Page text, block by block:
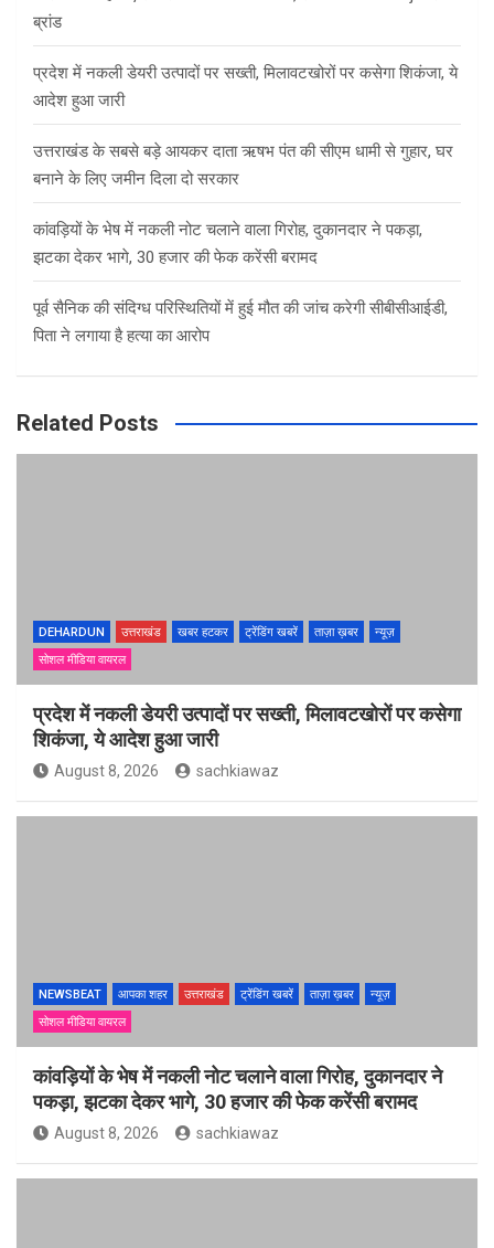
ब्रांड
प्रदेश में नकली डेयरी उत्पादों पर सख्ती, मिलावटखोरों पर कसेगा शिकंजा, ये
आदेश हुआ जारी
उत्तराखंड के सबसे बड़े आयकर दाता ऋषभ पंत की सीएम धामी से गुहार, घर
बनाने के लिए जमीन दिला दो सरकार
कांवड़ियों के भेष में नकली नोट चलाने वाला गिरोह, दुकानदार ने पकड़ा,
झटका देकर भागे, 30 हजार की फेक करेंसी बरामद
पूर्व सैनिक की संदिग्ध परिस्थितियों में हुई मौत की जांच करेगी सीबीसीआईडी,
पिता ने लगाया है हत्या का आरोप
Related Posts
DEHARDUN उत्तराखंड खबर हटकर ट्रेंडिंग खबरें ताज़ा ख़बर
न्यूज़
सोशल मीडिया वायरल
प्रदेश में नकली डेयरी उत्पादों पर सख्ती, मिलावटखोरों पर कसेगा
शिकंजा, ये आदेश हुआ जारी
August 8, 2026 sachkiawaz
NEWSBEAT आपका शहर उत्तराखंड ट्रेंडिंग खबरें ताज़ा ख़बर
न्यूज़
सोशल मीडिया वायरल
कांवड़ियों के भेष में नकली नोट चलाने वाला गिरोह, दुकानदार ने
पकड़ा, झटका देकर भागे, 30 हजार की फेक करेंसी बरामद
August 8, 2026 sachkiawaz